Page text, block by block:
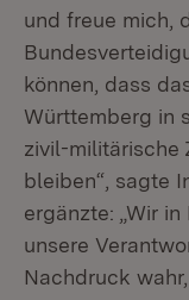
und freue mich,
können, dass
Württemberg in
zivil-militärische
bleiben“, sagte
ergänzte: „Wir
unsere
Nachdruck